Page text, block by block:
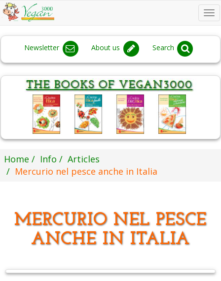
Newsletter About us Search
Home Info
Articles
Mercurio nel pesce anche in Italia
MERCURIO NEL PESCE
ANCHE IN ITALIA